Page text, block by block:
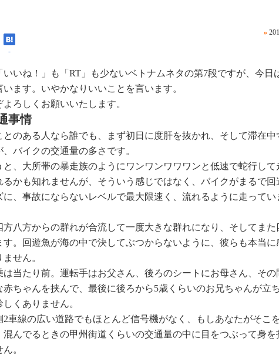
»
-
いいね！」も「RT」も少ないベトナムネタの第7段ですが、今日
います。いやかなりいいことを言います。
ろしくお願いいたします。
事情
のある人なら誰でも、まず初日に度肝を抜かれ、そして滞在中
バイクの交通量の多さです。
、大所帯の暴走族のようにワンワンワワワンと低速で蛇行して
るかも知れませんが、そういう感じではなく、バイクがまるで回
、事故にならないレベルで最大限速く、流れるように走ってい
方八方からの群れが合流して一度大きな群れになり、そしてまた
す。回遊魚が海の中で決してぶつからないように、彼らも本当に
せん。
は当たり前。運転手はお父さん、後ろのシートにお母さん、その
赤ちゃんを挟んで、最後に後ろから5歳くらいのお兄ちゃんが立
くありません。
車線の広い道路でもほとんど信号機がなく、もしあなたがそこ
混んでるときの甲州街道くらいの交通量の中に目をつぶって身を
。